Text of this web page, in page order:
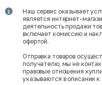
Наш сервис оказывает
является интернет-
деятельность продажи
включает комиссию и
офертой.
Отправка товаров
получателю, мы не
правовые отношения
указываются в описании